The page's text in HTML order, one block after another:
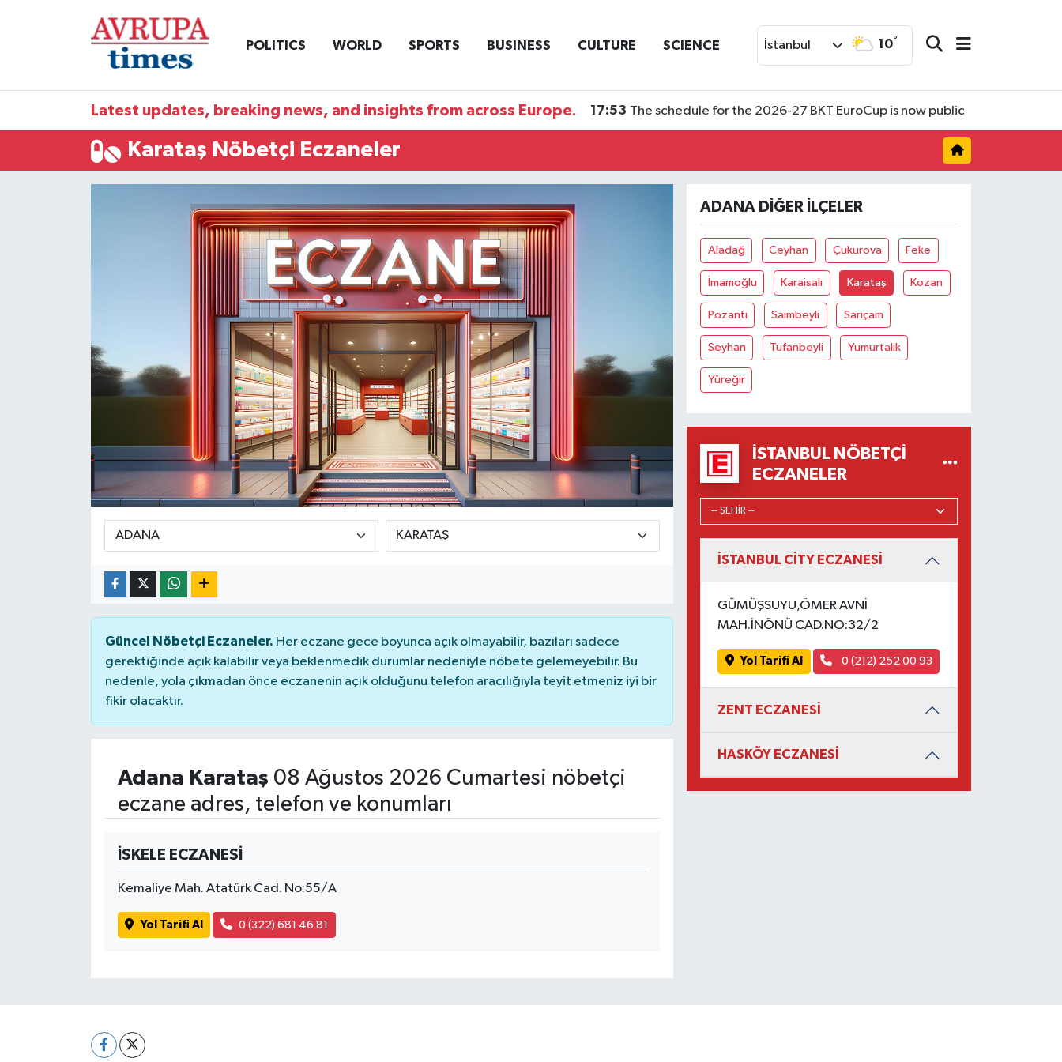
POLITICS WORLD SPORTS BUSINESS CULTURE SCIENCE İstanbul 10°
Latest updates, breaking news, and insights from across Europe. 17:53 The schedule for the 2026-27 BKT EuroCup is now public
Karataş Nöbetçi Eczaneler
Güncel Nöbetçi Eczaneler. Her eczane gece boyunca açık olmayabilir, bazıları sadece
gerektiğinde açık kalabilir veya beklenmedik durumlar nedeniyle nöbete gelemeyebilir. Bu
nedenle, yola çıkmadan önce eczanenin açık olduğunu telefon aracılığıyla teyit etmeniz iyi bir
fikir olacaktır.
Adana Karataş 08 Ağustos 2026 Cumartesi nöbetçi
eczane adres, telefon ve konumları
İSKELE ECZANESİ
Kemaliye Mah. Atatürk Cad. No:55/A
Yol Tarifi Al 0 (322) 681 46 81
ADANA DIĞER İLÇELER
Aladağ Ceyhan Çukurova Feke
İmamoğlu Karaisalı Karataş Kozan
Pozantı Saimbeyli Sarıçam
Seyhan Tufanbeyli Yumurtalık
Yüreğir
İSTANBUL NÖBETÇI
ECZANELER
İSTANBUL CİTY ECZANESİ
GÜMÜŞSUYU,ÖMER AVNİ
MAH.İNÖNÜ CAD.NO:32/2
Yol Tarifi Al 0 (212) 252 00 93
ZENT ECZANESİ
HASKÖY ECZANESİ
Nöbetçi Eczaneler
Namaz Vakitleri
Süper Lig Puan Durumu ve Fikstür
Haber Arşivi